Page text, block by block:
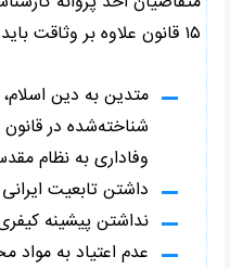
۱۵ قانون علاوه بر وثاقت باید واجد شرایط ذیل باشند.
متدین به دین
شناخته‌شده در
وفاداری به نظام
داشتن تابعیت ایرانی
نداشتن پیشینه
عدم اعتیاد به مواد